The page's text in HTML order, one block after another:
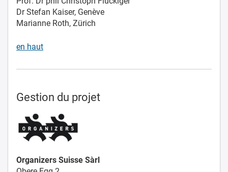
Dr Stefan Kaiser, Genève
Marianne Roth, Zürich
en haut
Gestion du projet
Organizers Suisse Sàrl